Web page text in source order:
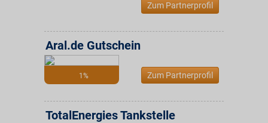
Zum Partnerprofil
1%
Aral.de Gutschein
Zum Partnerprofil
TotalEnergies Tankstelle